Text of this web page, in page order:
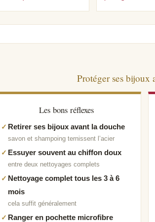
Protéger ses bijoux
Les bons réflexes
Retirer ses bijoux avant la douche
savon et shampoing ternissent l’acier
Essuyer souvent au chiffon doux
entre deux nettoyages complets
Nettoyage complet tous les 3 à 6
mois
cela suffit généralement
Ranger en pochette microfibre